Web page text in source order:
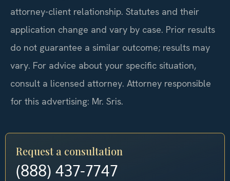
attorney-client relationship. Statutes and their
application change and vary by case. Prior results
do not guarantee a similar outcome; results may
vary. For advice about your specific situation,
consult a licensed attorney. Attorney responsible
for this advertising: Mr. Sris.
Request a consultation
(888) 437-7747